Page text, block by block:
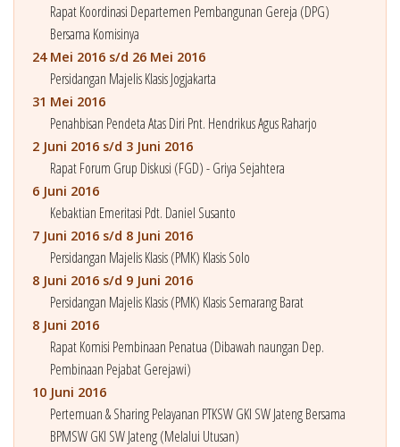
Rapat Koordinasi Departemen Pembangunan Gereja (DPG)
Bersama Komisinya
24 Mei 2016 s/d 26 Mei 2016
Persidangan Majelis Klasis Jogjakarta
31 Mei 2016
Penahbisan Pendeta Atas Diri Pnt. Hendrikus Agus Raharjo
2 Juni 2016 s/d 3 Juni 2016
Rapat Forum Grup Diskusi (FGD) - Griya Sejahtera
6 Juni 2016
Kebaktian Emeritasi Pdt. Daniel Susanto
7 Juni 2016 s/d 8 Juni 2016
Persidangan Majelis Klasis (PMK) Klasis Solo
8 Juni 2016 s/d 9 Juni 2016
Persidangan Majelis Klasis (PMK) Klasis Semarang Barat
8 Juni 2016
Rapat Komisi Pembinaan Penatua (Dibawah naungan Dep.
Pembinaan Pejabat Gerejawi)
10 Juni 2016
Pertemuan & Sharing Pelayanan PTKSW GKI SW Jateng Bersama
BPMSW GKI SW Jateng (Melalui Utusan)